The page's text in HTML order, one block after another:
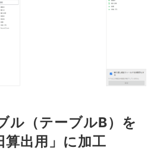
ル（テーブルB）を
算出用」に加工